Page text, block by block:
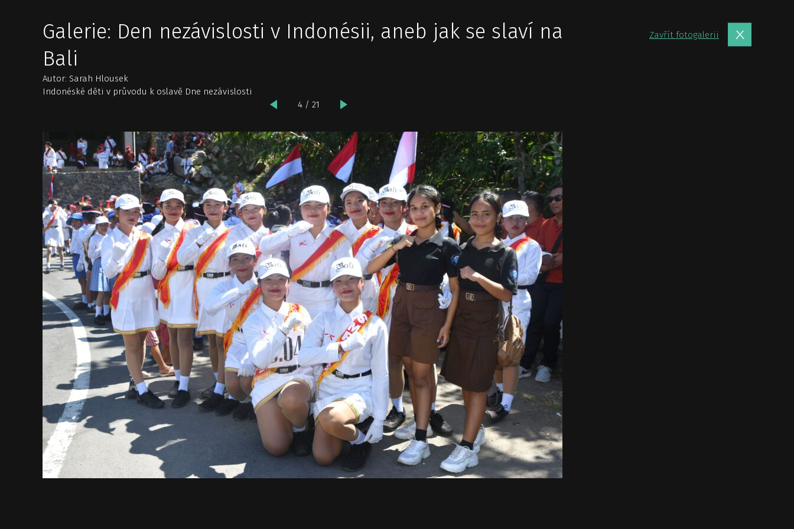
Galerie: Den nezávislosti v Indonésii, aneb jak se slaví na
Bali
Autor: Sarah Hlousek
Indonéské děti v průvodu k oslavě Dne nezávislosti
4 / 21
Zavřít fotogalerii